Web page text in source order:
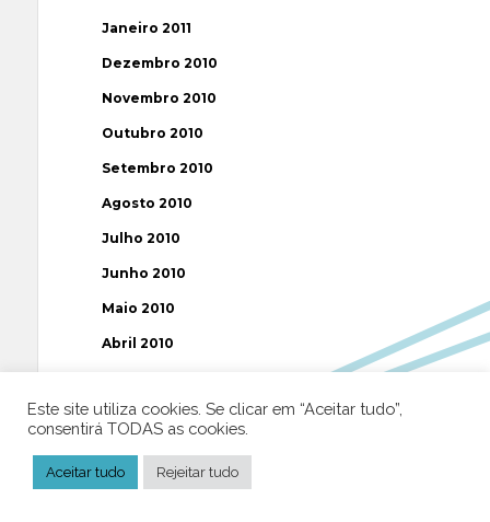
Janeiro 2011
Dezembro 2010
Novembro 2010
Outubro 2010
Setembro 2010
Agosto 2010
Julho 2010
Junho 2010
Maio 2010
Abril 2010
Fevereiro 2010
Dezembro 2009
Este site utiliza cookies. Se clicar em “Aceitar tudo”,
consentirá TODAS as cookies.
Aceitar tudo Rejeitar tudo